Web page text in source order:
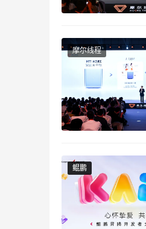
摩尔线程
鲲鹏
鲲鹏